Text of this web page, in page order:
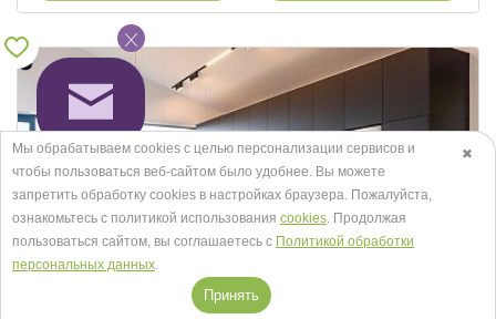
✖
Мы обрабатываем cookies с целью персонализации сервисов и
чтобы пользоваться веб-сайтом было удобнее. Вы можете
запретить обработку сookies в настройках браузера. Пожалуйста,
ознакомьтесь с политикой использования cookies. Продолжая
пользоваться сайтом, вы соглашаетесь с Политикой обработки
персональных данных.
Принять